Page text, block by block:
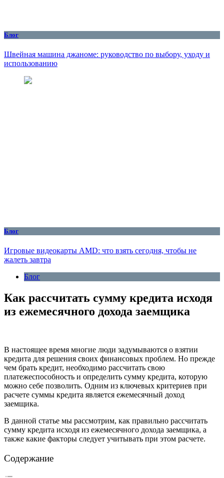
Блог
Швейная машина джаноме: руководство по выбору, уходу и
использованию
Блог
Игровые видеокарты AMD: что взять сегодня, чтобы не
жалеть завтра
Блог
Как рассчитать сумму кредита исходя
из ежемесячного дохода заемщика
В настоящее время многие люди задумываются о взятии
кредита для решения своих финансовых проблем. Но прежде
чем брать кредит, необходимо рассчитать свою
платежеспособность и определить сумму кредита, которую
можно себе позволить. Одним из ключевых критериев при
расчете суммы кредита является ежемесячный доход
заемщика.
В данной статье мы рассмотрим, как правильно рассчитать
сумму кредита исходя из ежемесячного дохода заемщика, а
также какие факторы следует учитывать при этом расчете.
Содержание